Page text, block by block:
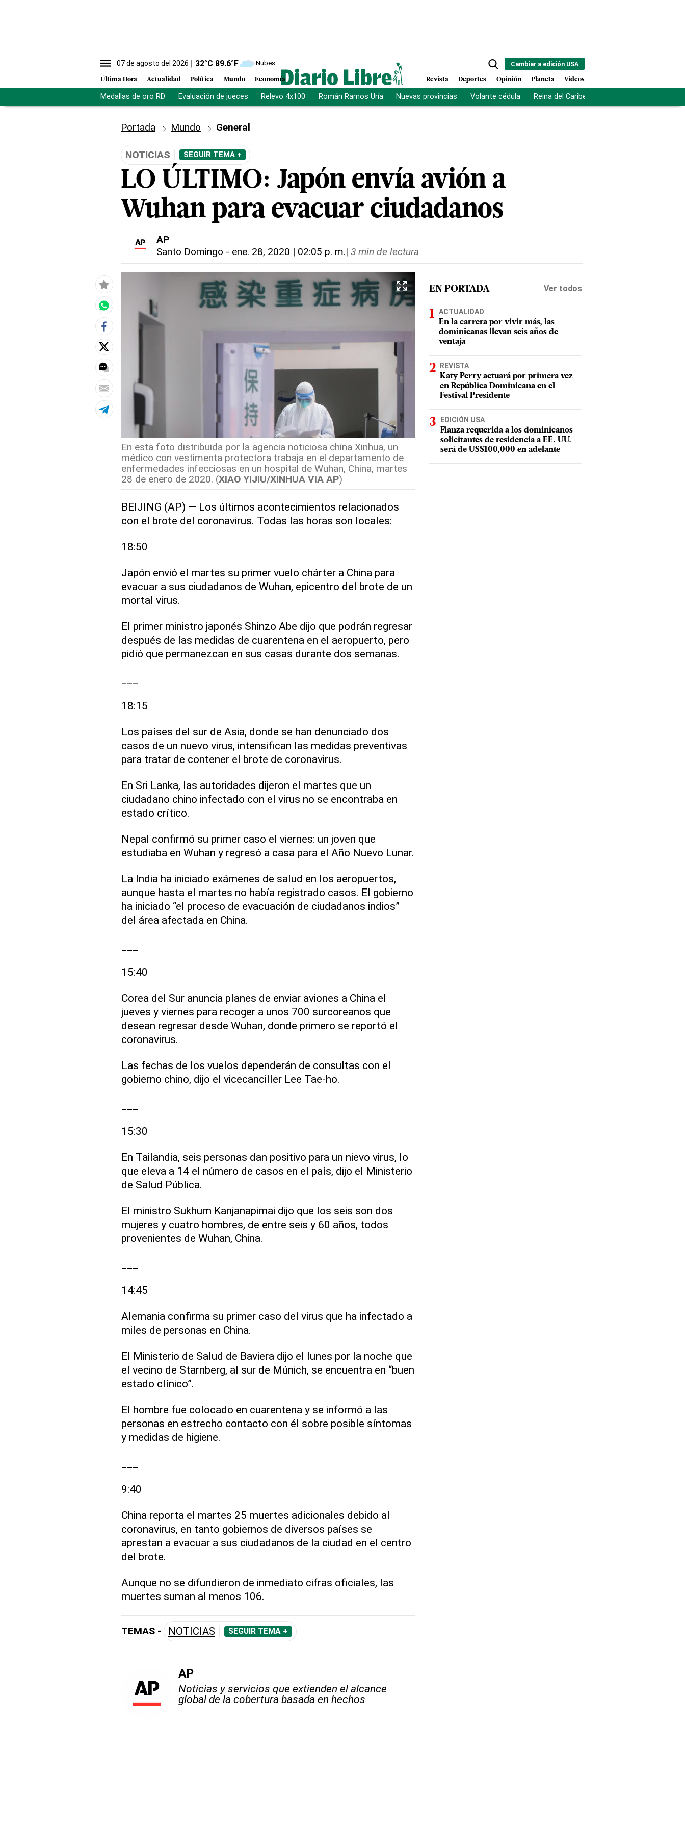
07 de agosto del 2026 32°C 89.6°F Nubes
Última Hora Actualidad Política Mundo Economía
Cambiar a edición USA
Revista Deportes Opinión Planeta Videos
Medallas de oro RD Evaluación de jueces Relevo 4x100 Román Ramos Uría Nuevas provincias Volante cédula Reina del Caribe
Portada Mundo General
NOTICIAS SEGUIR TEMA +
LO ÚLTIMO: Japón envía avión a
Wuhan para evacuar ciudadanos
AP
Santo Domingo - ene. 28, 2020 | 02:05 p. m.| 3 min de lectura
En esta foto distribuida por la agencia noticiosa china Xinhua, un
médico con vestimenta protectora trabaja en el departamento de
enfermedades infecciosas en un hospital de Wuhan, China, martes
28 de enero de 2020. (XIAO YIJIU/XINHUA VIA AP)
BEIJING (AP) — Los últimos acontecimientos relacionados
con el brote del coronavirus. Todas las horas son locales:
18:50
Japón envió el martes su primer vuelo chárter a China para
evacuar a sus ciudadanos de Wuhan, epicentro del brote de un
mortal virus.
El primer ministro japonés Shinzo Abe dijo que podrán regresar
después de las medidas de cuarentena en el aeropuerto, pero
pidió que permanezcan en sus casas durante dos semanas.
18:15
Los países del sur de Asia, donde se han denunciado dos
casos de un nuevo virus, intensifican las medidas preventivas
para tratar de contener el brote de coronavirus.
En Sri Lanka, las autoridades dijeron el martes que un
ciudadano chino infectado con el virus no se encontraba en
estado crítico.
Nepal confirmó su primer caso el viernes: un joven que
estudiaba en Wuhan y regresó a casa para el Año Nuevo Lunar.
La India ha iniciado exámenes de salud en los aeropuertos,
aunque hasta el martes no había registrado casos. El gobierno
ha iniciado “el proceso de evacuación de ciudadanos indios”
del área afectada en China.
15:40
Corea del Sur anuncia planes de enviar aviones a China el
jueves y viernes para recoger a unos 700 surcoreanos que
desean regresar desde Wuhan, donde primero se reportó el
coronavirus.
Las fechas de los vuelos dependerán de consultas con el
gobierno chino, dijo el vicecanciller Lee Tae-ho.
15:30
En Tailandia, seis personas dan positivo para un nievo virus, lo
que eleva a 14 el número de casos en el país, dijo el Ministerio
de Salud Pública.
El ministro Sukhum Kanjanapimai dijo que los seis son dos
mujeres y cuatro hombres, de entre seis y 60 años, todos
provenientes de Wuhan, China.
14:45
Alemania confirma su primer caso del virus que ha infectado a
miles de personas en China.
El Ministerio de Salud de Baviera dijo el lunes por la noche que
el vecino de Starnberg, al sur de Múnich, se encuentra en “buen
estado clínico”.
El hombre fue colocado en cuarentena y se informó a las
personas en estrecho contacto con él sobre posible síntomas
y medidas de higiene.
9:40
China reporta el martes 25 muertes adicionales debido al
coronavirus, en tanto gobiernos de diversos países se
aprestan a evacuar a sus ciudadanos de la ciudad en el centro
del brote.
Aunque no se difundieron de inmediato cifras oficiales, las
muertes suman al menos 106.
TEMAS - NOTICIAS SEGUIR TEMA +
AP
Noticias y servicios que extienden el alcance
global de la cobertura basada en hechos
EN PORTADA Ver todos
ACTUALIDAD
En la carrera por vivir más, las
dominicanas llevan seis años de
ventaja
REVISTA
Katy Perry actuará por primera vez
en República Dominicana en el
Festival Presidente
EDICIÓN USA
Fianza requerida a los dominicanos
solicitantes de residencia a EE. UU.
será de US$100,000 en adelante